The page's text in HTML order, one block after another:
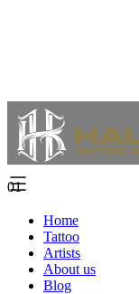
Home
Tattoo
Artists
About us
Blog
01